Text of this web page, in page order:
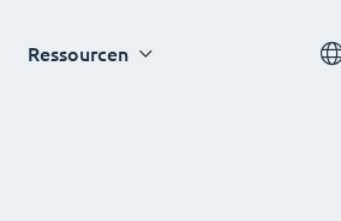
Ressourcen